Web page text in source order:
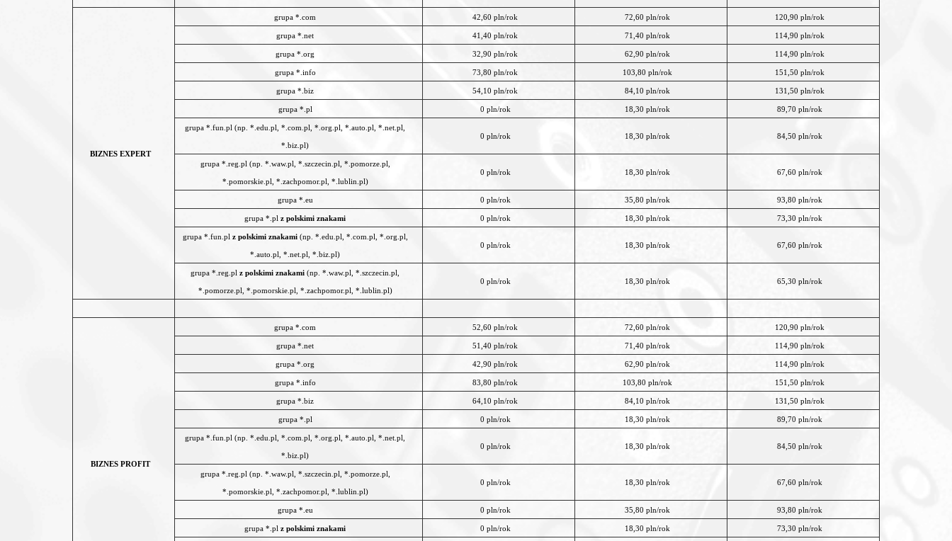
BIZNES EXPERT
grupa *.com 42,60 pln/rok 72,60 pln/rok 120,90 pln/rok
grupa *.net 41,40 pln/rok 71,40 pln/rok 114,90 pln/rok
grupa *.org 32,90 pln/rok 62,90 pln/rok 114,90 pln/rok
grupa *.info 73,80 pln/rok 103,80 pln/rok 151,50 pln/rok
grupa *.biz 54,10 pln/rok 84,10 pln/rok 131,50 pln/rok
grupa *.pl 0 pln/rok 18,30 pln/rok 89,70 pln/rok
grupa *.fun.pl (np. *.edu.pl, *.com.pl, *.org.pl, *.auto.pl, *.net.pl,
*.biz.pl)
0 pln/rok 18,30 pln/rok 84,50 pln/rok
grupa *.reg.pl (np. *.waw.pl, *.szczecin.pl, *.pomorze.pl,
*.pomorskie.pl, *.zachpomor.pl, *.lublin.pl)
0 pln/rok 18,30 pln/rok 67,60 pln/rok
grupa *.eu 0 pln/rok 35,80 pln/rok 93,80 pln/rok
grupa *.pl z polskimi znakami 0 pln/rok 18,30 pln/rok 73,30 pln/rok
grupa *.fun.pl z polskimi znakami(np. *.edu.pl, *.com.pl, *.org.pl,
*.auto.pl, *.net.pl, *.biz.pl)
0 pln/rok 18,30 pln/rok 67,60 pln/rok
grupa *.reg.pl z polskimi znakami (np. *.waw.pl, *.szczecin.pl,
*.pomorze.pl, *.pomorskie.pl, *.zachpomor.pl, *.lublin.pl)
0 pln/rok 18,30 pln/rok 65,30 pln/rok
BIZNES PROFIT
grupa *.com 52,60 pln/rok 72,60 pln/rok 120,90 pln/rok
grupa *.net 51,40 pln/rok 71,40 pln/rok 114,90 pln/rok
grupa *.org 42,90 pln/rok 62,90 pln/rok 114,90 pln/rok
grupa *.info 83,80 pln/rok 103,80 pln/rok 151,50 pln/rok
grupa *.biz 64,10 pln/rok 84,10 pln/rok 131,50 pln/rok
grupa *.pl 0 pln/rok 18,30 pln/rok 89,70 pln/rok
grupa *.fun.pl (np. *.edu.pl, *.com.pl, *.org.pl, *.auto.pl, *.net.pl,
*.biz.pl)
0 pln/rok 18,30 pln/rok 84,50 pln/rok
grupa *.reg.pl (np. *.waw.pl, *.szczecin.pl, *.pomorze.pl,
*.pomorskie.pl, *.zachpomor.pl, *.lublin.pl)
0 pln/rok 18,30 pln/rok 67,60 pln/rok
grupa *.eu 0 pln/rok 35,80 pln/rok 93,80 pln/rok
grupa *.pl z polskimi znakami 0 pln/rok 18,30 pln/rok 73,30 pln/rok